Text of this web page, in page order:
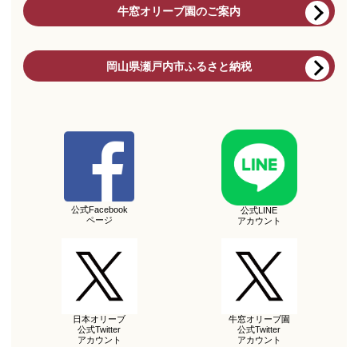
牛窓オリーブ園のご案内
岡山県瀬戸内市ふるさと納税
公式Facebook
ページ
公式LINE
アカウント
日本オリーブ
公式Twitter
アカウント
牛窓オリーブ園
公式Twitter
アカウント